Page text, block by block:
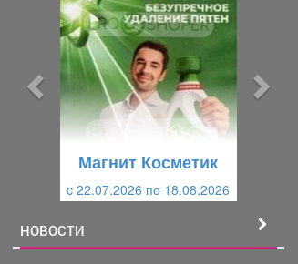
Магнит Косметик
c 22.07.2026 по 18.08.2026
НОВОСТИ